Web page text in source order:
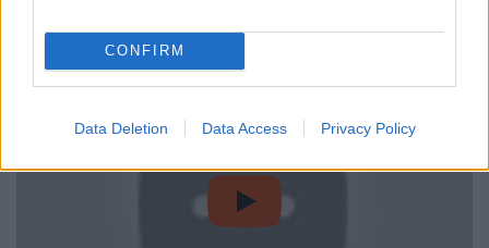
CONFIRM
Data Deletion Data Access Privacy Policy
(https://www.tvnow.de).
video